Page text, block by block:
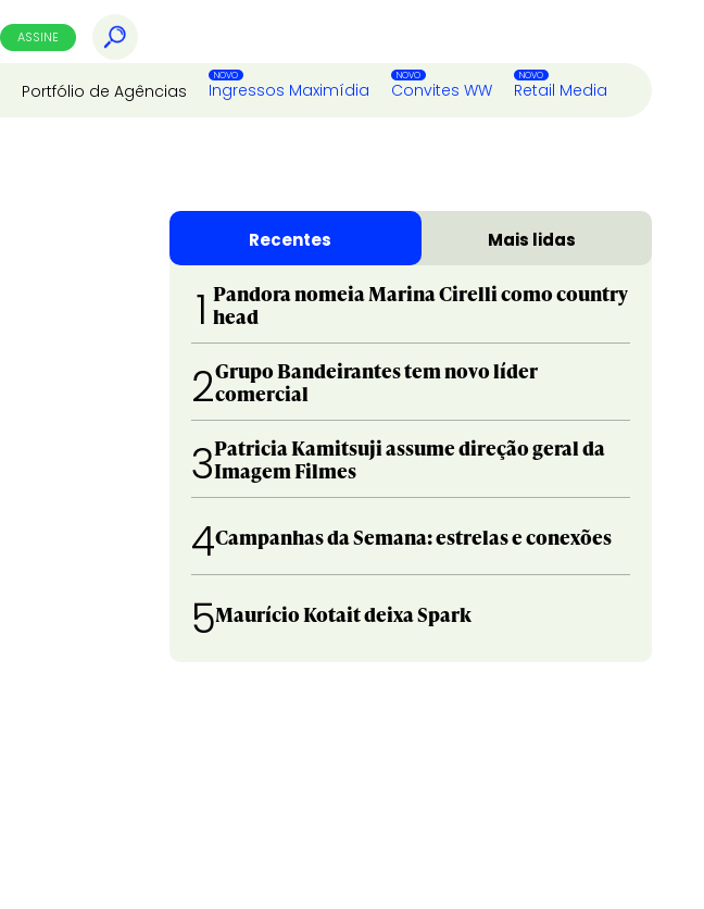
ASSINE
Portfólio de Agências Ingressos Maximídia Convites WW Retail Media
Recentes Mais lidas
1 Pandora nomeia Marina Cirelli como country
head
2Grupo Bandeirantes tem novo líder
comercial
3Patricia Kamitsuji assume direção geral da
Imagem Filmes
4Campanhas da Semana: estrelas e conexões
5Maurício Kotait deixa Spark